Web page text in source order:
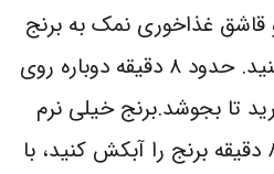
قاشق غذاخوری نمک به برنج
شسته‌شده اضافه کنید. حدود ۸ دقیقه دوباره روی
تا بجوشد.برنج خیلی نرم
نباید باشد. بعد از ۸ دقیقه برنج را آبکش کنید، با